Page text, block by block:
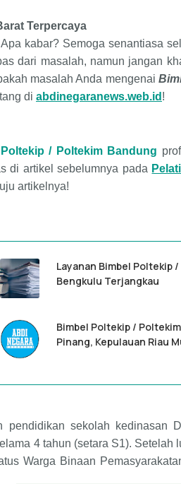
Terpercaya
Apa kabar? Semoga senantiasa
dari masalah, namun jangan
masalah Anda mengenai
di abdinegaranews.web.id !
/ Poltekim Bandung
di artikel sebelumnya pada
artikelnya!
Layanan Bimbel Poltekip
Bengkulu Terjangkau
Bimbel Poltekip /
Pinang, Kepulauan Riau
pendidikan sekolah kedinasan
4 tahun (setara S1). Setelah
Warga Binaan